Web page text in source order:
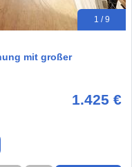
1 / 9
mit großer
1.425 €